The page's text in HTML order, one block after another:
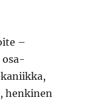
–
henkinen